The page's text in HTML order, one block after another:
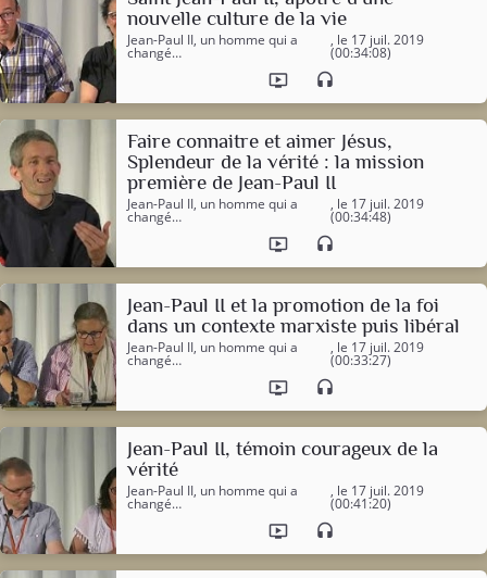
nouvelle culture de la vie
Jean-Paul II, un homme qui a
changé…
, le 17 juil. 2019
(00:34:08)
ondemand_video headset
Faire connaitre et aimer Jésus,
Splendeur de la vérité : la mission
première de Jean-Paul II
Jean-Paul II, un homme qui a
changé…
, le 17 juil. 2019
(00:34:48)
ondemand_video headset
Jean-Paul II et la promotion de la foi
dans un contexte marxiste puis libéral
Jean-Paul II, un homme qui a
changé…
, le 17 juil. 2019
(00:33:27)
ondemand_video headset
Jean-Paul II, témoin courageux de la
vérité
Jean-Paul II, un homme qui a
changé…
, le 17 juil. 2019
(00:41:20)
ondemand_video headset